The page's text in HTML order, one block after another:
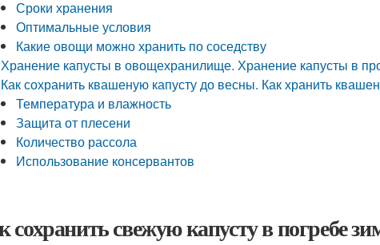
Сроки хранения
Оптимальные условия
Какие овощи можно хранить по соседству
Хранение капусты в овощехранилище. Хранение капусты в
Как сохранить квашеную капусту до весны. Как хранить
Температура и влажность
Защита от плесени
Количество рассола
Использование консервантов
сохранить свежую капусту в погребе